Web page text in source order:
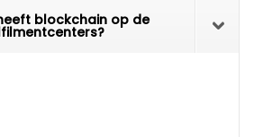
blockchain op de